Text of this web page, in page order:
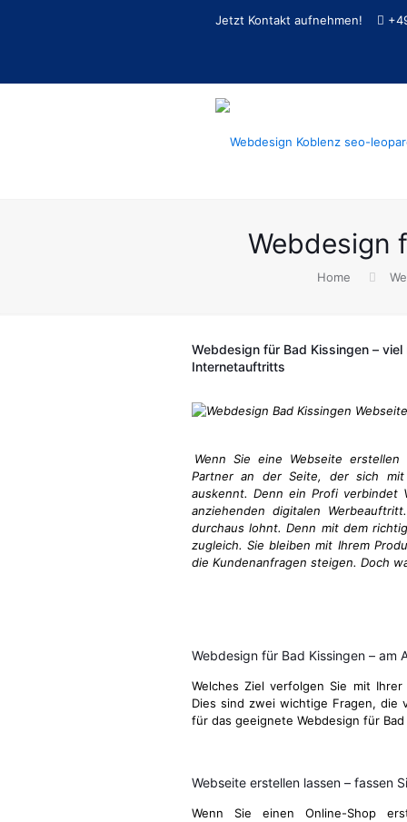
Jetzt Kontakt aufnehmen!
Webdesign
Home
Webdesign für Bad Kissingen –
Internetauftritts
Wenn Sie eine Webseite
Partner an der Seite, der sich
auskennt. Denn ein Profi verbindet
anziehenden digitalen
durchaus lohnt. Denn mit dem
zugleich. Sie bleiben mit Ihrem
die Kundenanfragen steigen. Doch
Webdesign für Bad Kissingen – am
Welches Ziel verfolgen Sie mit
Dies sind zwei wichtige Fragen, die
für das geeignete Webdesign für
Webseite erstellen lassen – fassen
Wenn Sie einen Online-Shop